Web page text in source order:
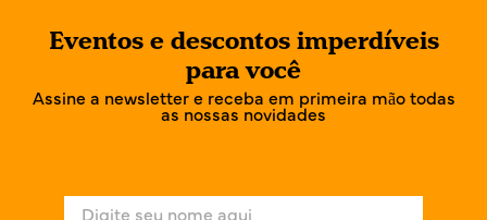
Eventos e descontos imperdíveis
para você
Assine a newsletter e receba em primeira mão todas
as nossas novidades